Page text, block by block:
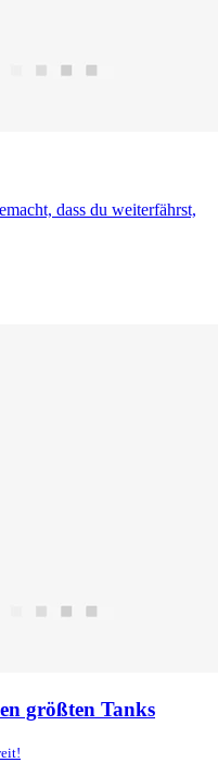
dass du weiterfährst,
größten Tanks